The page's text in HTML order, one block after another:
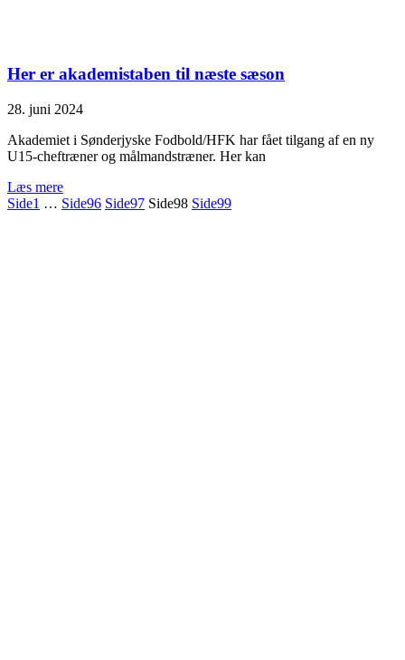
Her er akademistaben til næste sæson
28. juni 2024
Akademiet i Sønderjyske Fodbold/HFK har fået tilgang af en ny
U15-cheftræner og målmandstræner. Her kan
Læs mere
Side1 … Side96 Side97 Side98 Side99